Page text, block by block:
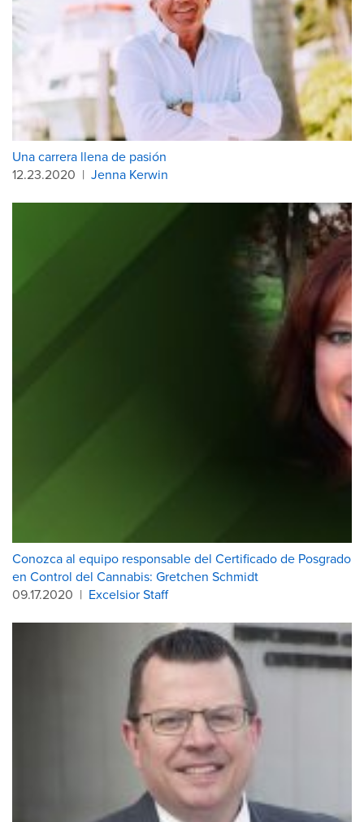
Una carrera llena de pasión
12.23.2020 | Jenna Kerwin
Conozca al equipo responsable del Certificado de Posgrado
en Control del Cannabis: Gretchen Schmidt
09.17.2020 | Excelsior Staff